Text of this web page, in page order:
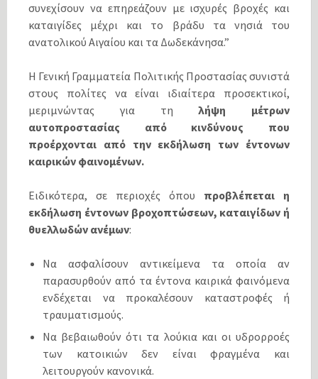
συνεχίσουν να επηρεάζουν με ισχυρές βροχές και
καταιγίδες μέχρι και το βράδυ τα νησιά του
ανατολικού Αιγαίου και τα Δωδεκάνησα.”
Η Γενική Γραμματεία Πολιτικής Προστασίας συνιστά
στους πολίτες να είναι ιδιαίτερα προσεκτικοί,
μεριμνώντας για τηλήψη μέτρων
αυτοπροστασίας από
κινδύνους που
προέρχονται από την εκδήλωση των έντονων
καιρικών φαινομένων.
Ειδικότερα, σε περιοχές όπου προβλέπεται η
εκδήλωση έντονων βροχοπτώσεων, καταιγίδων ή
θυελλωδών ανέμων:
Να ασφαλίσουν αντικείμενα τα οποία αν
παρασυρθούν από τα έντονα καιρικά φαινόμενα
ενδέχεται να προκαλέσουν καταστροφές ή
τραυματισμούς.
Να βεβαιωθούν ότι τα λούκια και οι υδρορροές
των κατοικιών δεν είναι φραγμένα και
λειτουργούν κανονικά.